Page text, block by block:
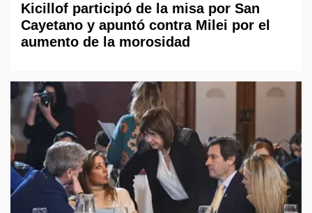
Kicillof participó de la misa por San
Cayetano y apuntó contra Milei por el
aumento de la morosidad